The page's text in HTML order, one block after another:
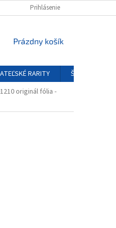
FORMULÁR ODSTÚPENIA
Prihlásenie
NÁKUPNÝ
Prázdny košík
RARITY ŠPECIÁLNE
originál fólia -